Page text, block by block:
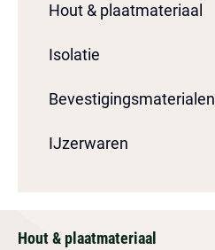
Hout & plaatmateriaal
Isolatie
Bevestigingsmaterialen
IJzerwaren
Hout & plaatmateriaal